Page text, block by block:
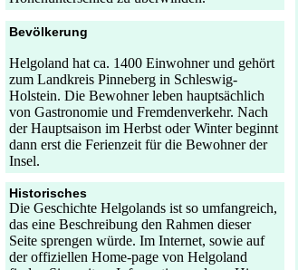
Bevölkerung
Helgoland hat ca. 1400 Einwohner und gehört
zum Landkreis Pinneberg in Schleswig-
Holstein. Die Bewohner leben hauptsächlich
von Gastronomie und Fremdenverkehr. Nach
der Hauptsaison im Herbst oder Winter beginnt
dann erst die Ferienzeit für die Bewohner der
Insel.
Historisches
Die Geschichte Helgolands ist so umfangreich,
das eine Beschreibung den Rahmen dieser
Seite sprengen würde. Im Internet, sowie auf
der offiziellen Home-page von Helgoland